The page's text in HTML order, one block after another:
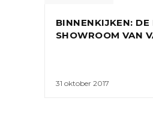
BINNENKIJKEN: DE
SHOWROOM VAN
31 oktober 2017